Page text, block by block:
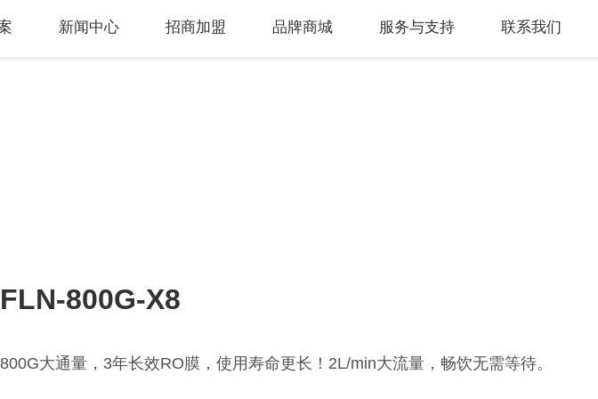
新闻中心 招商加盟 品牌商城 服务与支持 联系我们
FLN-800G-X8
800G大通量，3年长效RO膜，使用寿命更长！2L/min大流量，畅饮无需等待。